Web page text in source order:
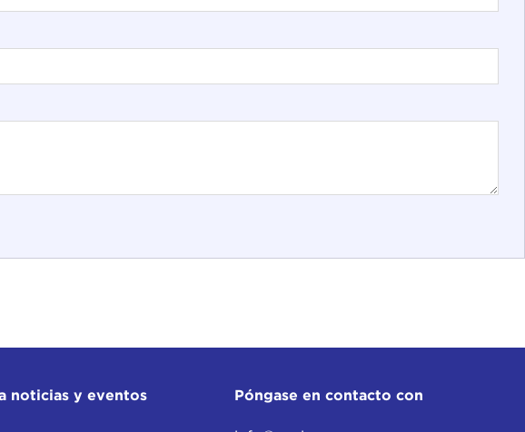
noticias y eventos Póngase en contacto con